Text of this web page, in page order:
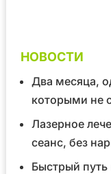
НОВОСТИ
Два месяца,
которыми не
Лазерное
сеанс, без
Быстрый